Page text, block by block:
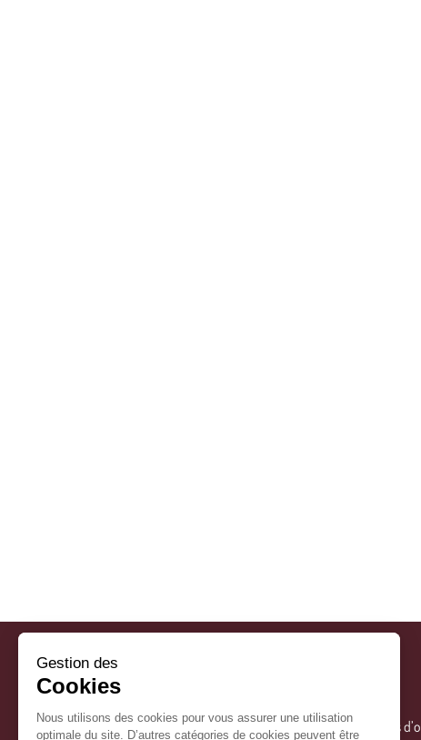
La Mairie Horaires
Gestion des
Cookies
Nous utilisons des cookies pour vous assurer une utilisation
optimale du site. D’autres catégories de cookies peuvent être